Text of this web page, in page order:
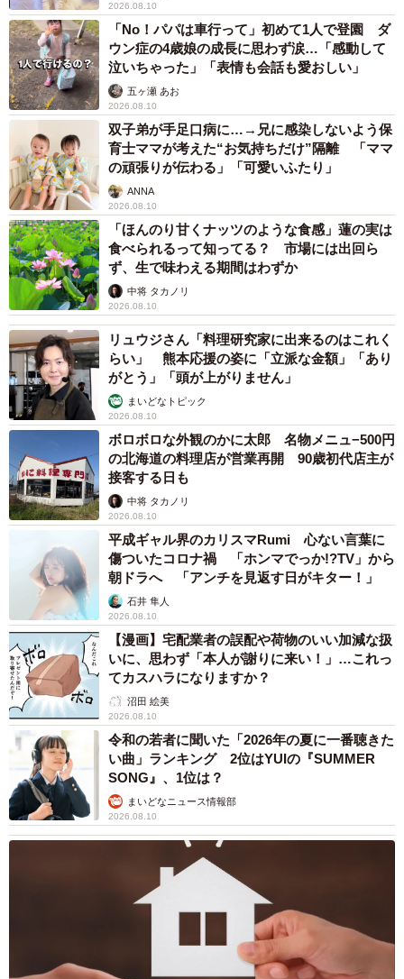
2026.08.10
「No！パパは車行って」初めて1人で登園 ダ
ウン症の4歳娘の成長に思わず涙…「感動して
泣いちゃった」「表情も会話も愛おしい」
五ヶ瀬 あお
2026.08.10
双子弟が手足口病に…→兄に感染しないよう保
育士ママが考えた“お気持ちだけ”隔離 「ママ
の頑張りが伝わる」「可愛いふたり」
ANNA
2026.08.10
「ほんのり甘くナッツのような食感」蓮の実は
食べられるって知ってる？ 市場には出回ら
ず、生で味わえる期間はわずか
中将 タカノリ
2026.08.10
リュウジさん「料理研究家に出来るのはこれく
らい」 熊本応援の姿に「立派な金額」「あり
がとう」「頭が上がりません」
まいどなトピック
2026.08.10
ボロボロな外観のかに太郎 名物メニュ−500円
の北海道の料理店が営業再開 90歳初代店主が
接客する日も
中将 タカノリ
2026.08.10
平成ギャル界のカリスマRumi 心ない言葉に
傷ついたコロナ禍 「ホンマでっか!?TV」から
朝ドラへ 「アンチを見返す日がキター！」
石井 隼人
2026.08.10
【漫画】宅配業者の誤配や荷物のいい加減な扱
いに、思わず「本人が謝りに来い！」…これっ
てカスハラになりますか？
沼田 絵美
2026.08.10
令和の若者に聞いた「2026年の夏に一番聴きた
い曲」ランキング 2位はYUIの『SUMMER
SONG』、1位は？
まいどなニュース情報部
2026.08.10